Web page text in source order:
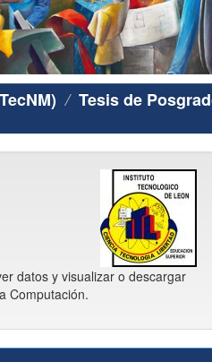
Tesis de
datos y visualizar o descargar
Computación.